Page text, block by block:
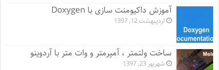
آموزش داکیومنت سازی با Doxygen
اردیبهشت 12, 1397
ساخت ولتمتر ، آمپرمتر و وات متر با آردوینو
شهریور 23, 1397